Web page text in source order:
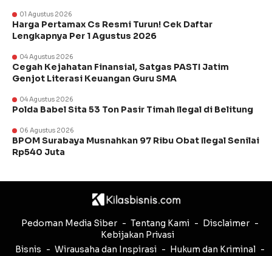
01 Agustus 2026
Harga Pertamax Cs Resmi Turun! Cek Daftar
Lengkapnya Per 1 Agustus 2026
04 Agustus 2026
Cegah Kejahatan Finansial, Satgas PASTI Jatim
Genjot Literasi Keuangan Guru SMA
04 Agustus 2026
Polda Babel Sita 53 Ton Pasir Timah Ilegal di Belitung
06 Agustus 2026
BPOM Surabaya Musnahkan 97 Ribu Obat Ilegal Senilai
Rp540 Juta
Pedoman Media Siber Tentang Kami
Disclaimer
Kebijakan Privasi
Bisnis
Wirausaha dan Inspirasi
Hukum dan Kriminal